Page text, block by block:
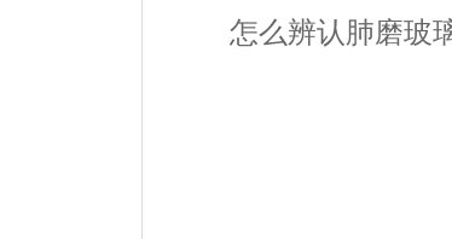
怎么辨认肺磨玻